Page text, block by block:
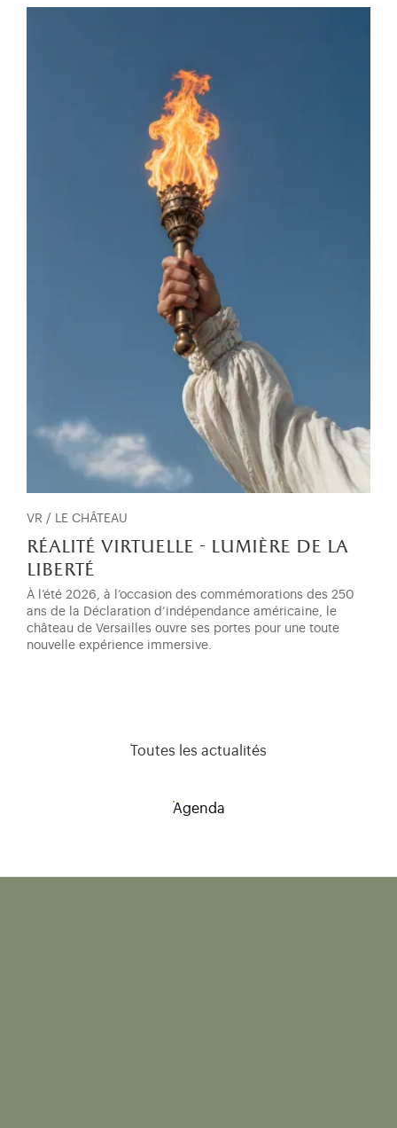
VR / LE CHÂTEAU
réalité virtuelle - lumière de la
liberté
À l’été 2026, à l’occasion des commémorations des 250
ans de la Déclaration d’indépendance américaine, le
château de Versailles ouvre ses portes pour une toute
nouvelle expérience immersive.
Toutes les actualités
Agenda